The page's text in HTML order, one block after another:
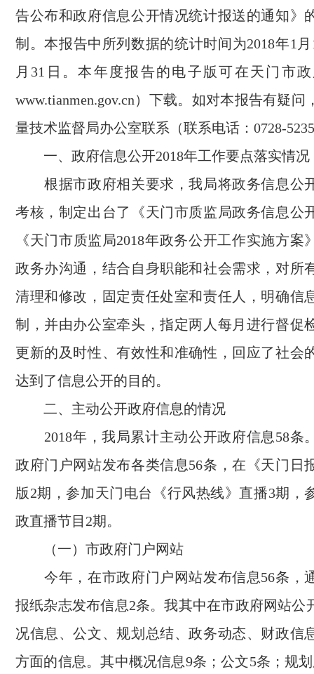
告公布和政府信息公开情况统计报送的通知》
制。本报告中所列数据的统计时间为2018年1月
月31日。本年度报告的电子版可在天门市
www.tianmen.gov.cn）下载。如对本报告有疑问
量技术监督局办公室联系（联系电话：0728-
一、政府信息公开2018年工作要点落实情况
根据市政府相关要求，我局将政务信息公
考核，制定出台了《天门市质监局政务信息公
《天门市质监局2018年政务公开工作实施方案
政务办沟通，结合自身职能和社会需求，对所
清理和修改，固定责任处室和责任人，明确信
制，并由办公室牵头，指定两人每月进行督促
更新的及时性、有效性和准确性，回应了社会
达到了信息公开的目的。
二、主动公开政府信息的情况
2018年，我局累计主动公开政府信息58条
政府门户网站发布各类信息56条，在《天门日
版2期，参加天门电台《行风热线》直播3期，
政直播节目2期。
（一）市政府门户网站
今年，在市政府门户网站发布信息56条，
报纸杂志发布信息2条。我其中在市政府网站公
况信息、公文、规划总结、政务动态、财政信
方面的信息。其中概况信息9条；公文5条；规